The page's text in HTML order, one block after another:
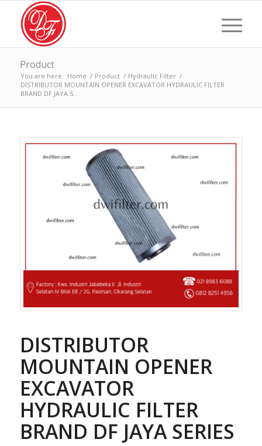
Product
You are here: Home / Product / Hydraulic Filter /
DISTRIBUTOR MOUNTAIN OPENER EXCAVATOR HYDRAULIC FILTER
BRAND DF JAYA S...
DISTRIBUTOR
MOUNTAIN OPENER
EXCAVATOR
HYDRAULIC FILTER
BRAND DF JAYA SERIES